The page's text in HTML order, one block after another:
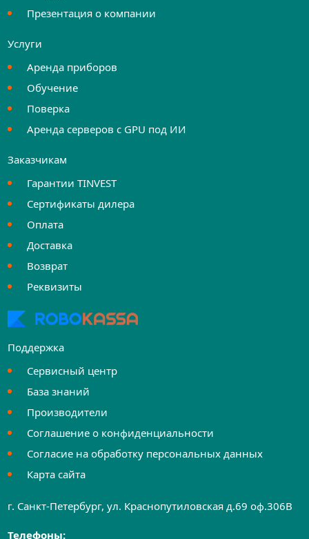
Презентация о компании
Услуги
Аренда приборов
Обучение
Поверка
Аренда серверов с GPU под ИИ
Заказчикам
Гарантии TINVEST
Сертификаты дилера
Оплата
Доставка
Возврат
Реквизиты
Поддержка
Сервисный центр
База знаний
Производители
Соглашение о конфиденциальности
Согласие на обработку персональных данных
Карта сайта
г. Санкт-Петербург, ул. Краснопутиловская д.69 оф.306B
Телефоны: